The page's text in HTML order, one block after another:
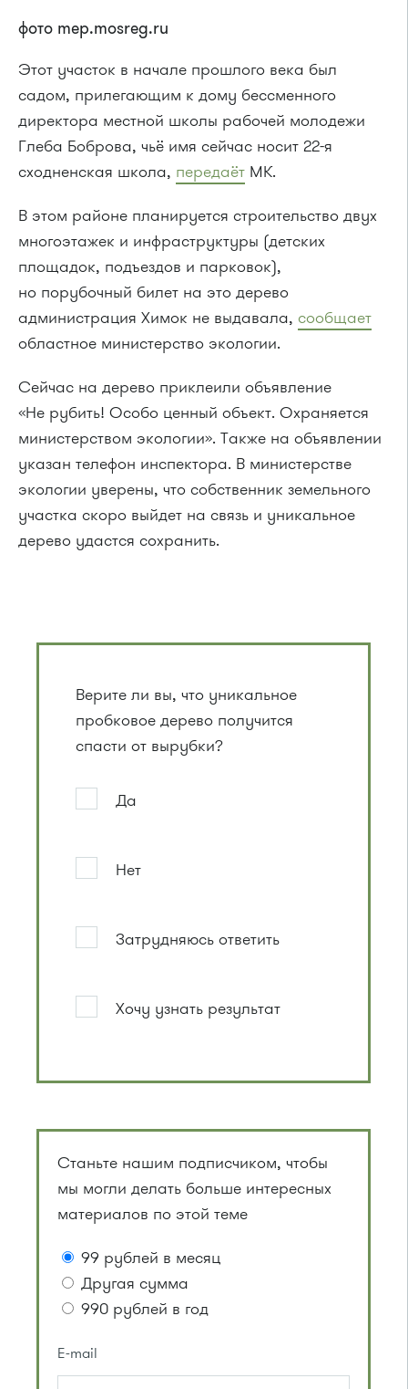
фото mep.mosreg.ru
Этот участок в начале прошлого века был
садом, прилегающим к дому бессменного
директора местной школы рабочей молодежи
Глеба Боброва, чьё имя сейчас носит 22-я
сходненская школа, передаёт МК.
В этом районе планируется строительство двух
многоэтажек и инфраструктуры (детских
площадок, подъездов и парковок),
но порубочный билет на это дерево
администрация Химок не выдавала, сообщает
областное министерство экологии.
Сейчас на дерево приклеили объявление
«Не рубить! Особо ценный объект. Охраняется
министерством экологии». Также на объявлении
указан телефон инспектора. В министерстве
экологии уверены, что собственник земельного
участка скоро выйдет на связь и уникальное
дерево удастся сохранить.
Верите ли вы, что уникальное
пробковое дерево получится
спасти от вырубки?
Да
Нет
Затрудняюсь ответить
Хочу узнать результат
Станьте нашим подписчиком, чтобы
мы могли делать больше интересных
материалов по этой теме
99 рублей в месяц
Другая сумма
990 рублей в год
E-mail